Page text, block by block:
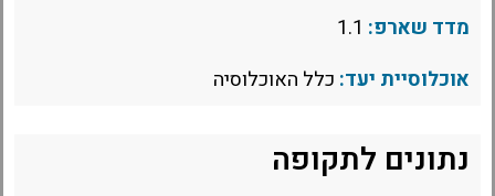
מדד שארפ:
אוכלוסיית יעד: כלל האוכלוסיה
נתונים לתקופה